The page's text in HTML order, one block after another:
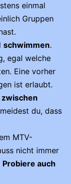
einmal
Gruppen
schwimmen.
egal welche
Eine vorher
ist erlaubt.
du, dass
MTV-
nicht immer
Probiere auch